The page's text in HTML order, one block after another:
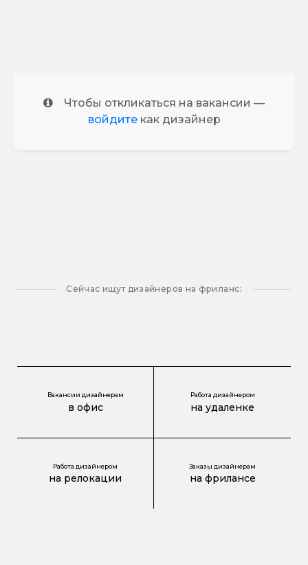
Чтобы откликаться на вакансии —
войдитекак дизайнер
Сейчас ищут дизайнеров на фриланс:
Вакансии дизайнерам
в офис
Работа дизайнером
на удаленке
Работа дизайнером
на релокации
Заказы дизайнерам
на фрилансе